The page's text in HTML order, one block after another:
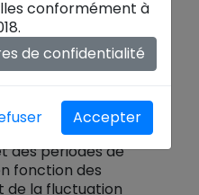
sont indiqués en
communiqués
des périodes de
fonction des
de la fluctuation
conformément à
de confidentialité
Accepter